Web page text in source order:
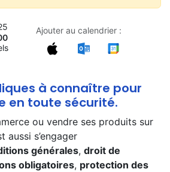
Ajouter au calendrier :
à connaître pour
en toute sécurité.
ou vendre ses produits sur
aussi s’engager
générales, droit de
obligatoires, protection des